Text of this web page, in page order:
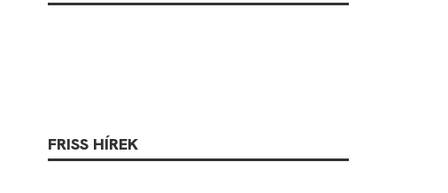
FRISS HÍREK